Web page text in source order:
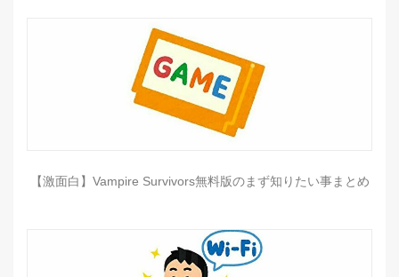
【激面白】Vampire Survivors無料版のまず知りたい事まとめ